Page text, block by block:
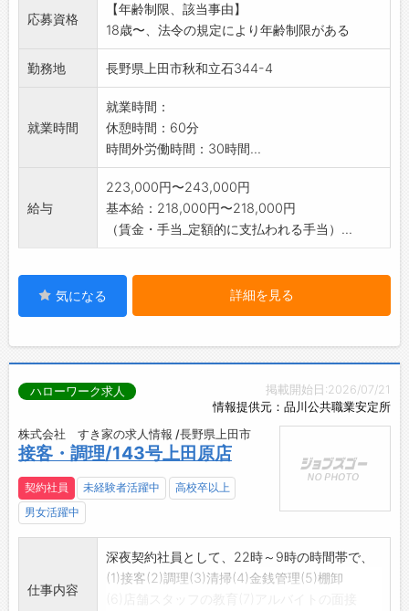
応募資格
【年齢制限、該当事由】
18歳〜、法令の規定により年齢制限がある
勤務地 長野県上田市秋和立石344-4
就業時間
就業時間：
休憩時間：60分
時間外労働時間：30時間...
給与
223,000円〜243,000円
基本給：218,000円〜218,000円
（賃金・手当_定額的に支払われる手当）...
気になる 詳細を見る
掲載開始日:2026/07/21
情報提供元：品川公共職業安定所
ハローワーク求人
株式会社 すき家の求人情報 /長野県上田市
接客・調理/143号上田原店
契約社員 未経験者活躍中
高校卒以上
男女活躍中
仕事内容
深夜契約社員として、22時～9時の時間帯で、
(1)接客(2)調理(3)清掃(4)金銭管理(5)棚卸